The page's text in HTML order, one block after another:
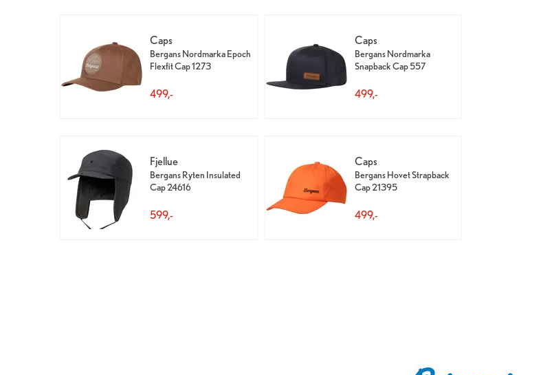
Caps
Bergans Nordmarka Epoch
Flexfit Cap 1273
499,-
Caps
Bergans Nordmarka
Snapback Cap 557
499,-
Fjellue
Bergans Ryten Insulated
Cap 24616
599,-
Caps
Bergans Hovet Strapback
Cap 21395
499,-